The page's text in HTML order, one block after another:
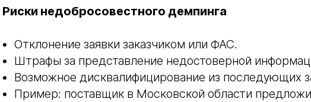
Риски недобросовестного демпинга
Отклонение заявки заказчиком или ФАС.
Штрафы за представление недостоверной
Возможное дисквалифицирование из последующих
Пример: поставщик в Московской области